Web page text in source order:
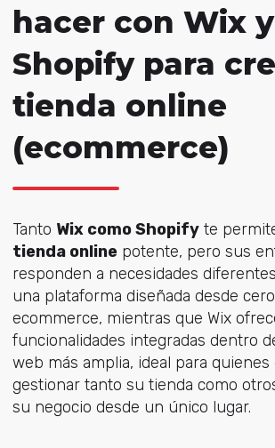
hacer con Wix y
Shopify para
tienda online
(ecommerce)
Tanto Wix como Shopifyte
tienda onlinepotente, pero sus
responden a necesidades
una plataforma diseñada desde
ecommerce, mientras que Wix
funcionalidades integradas dentro
web más amplia, ideal para
gestionar tanto su tienda como
su negocio desde un único lugar.